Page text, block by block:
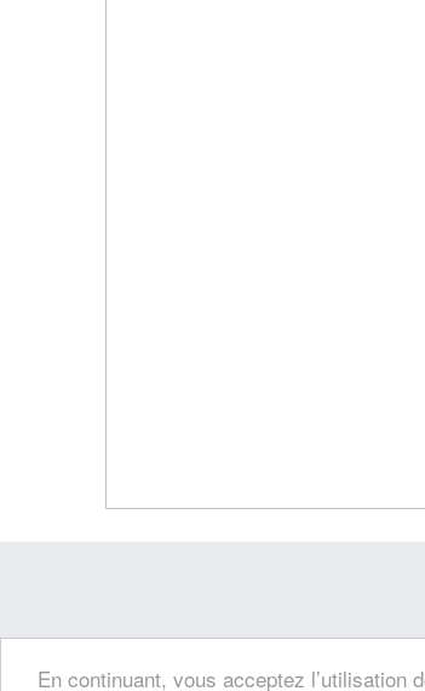
En continuant, vous acceptez